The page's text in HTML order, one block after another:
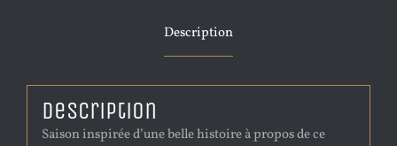
Description
Description
Saison inspirée d’une belle histoire à propos de ce